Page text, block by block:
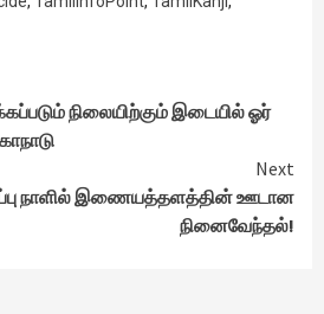
நிலையிற்கும் இடையில் ஓர்
Next
நாளில் இணையத்தளத்தின் ஊடான
நினைவேந்தல்!